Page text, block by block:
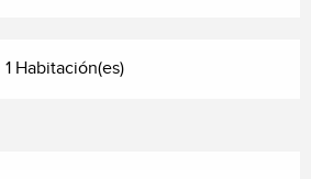
1 Habitación(es)